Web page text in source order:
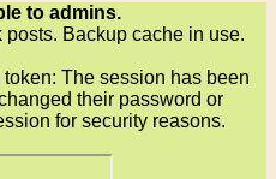
to admins.
Backup cache in use.
The session has been
their password or
for security reasons.